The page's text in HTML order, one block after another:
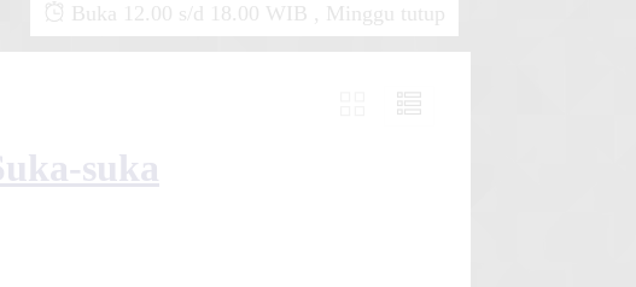
Buka 12.00 s/d 18.00 WIB , Minggu tutup
suka